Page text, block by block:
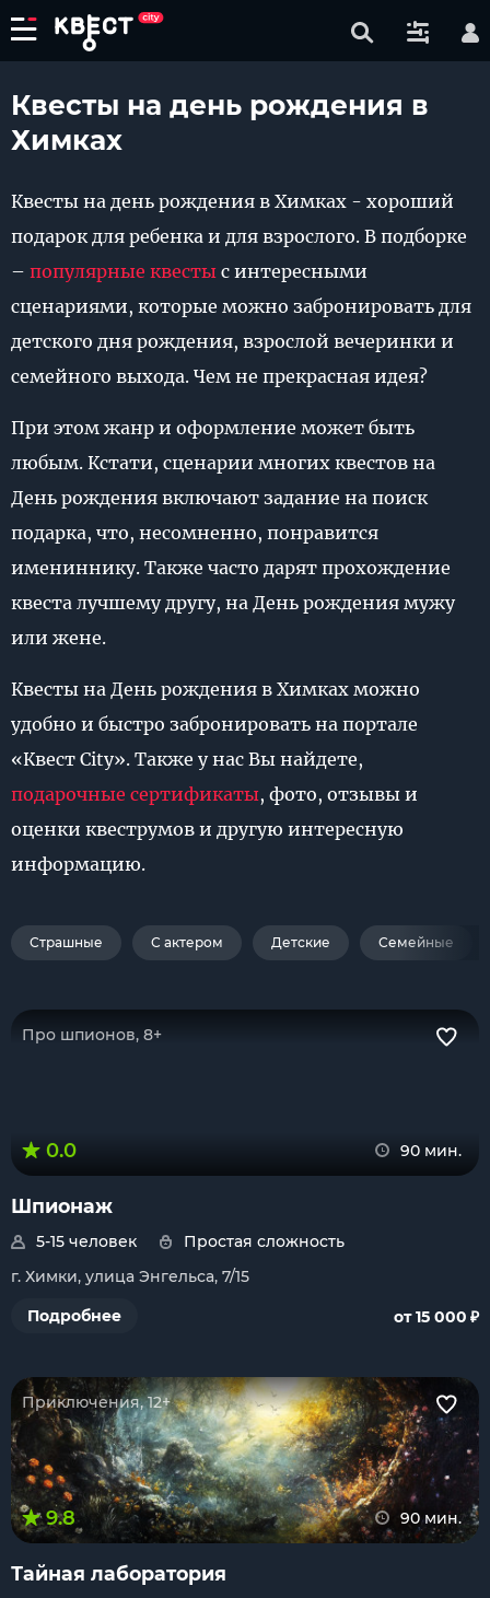
Квесты на день рождения в
Химках
Квесты на день рождения в Химках - хороший
подарок для ребенка и для взрослого. В подборке
– популярные квесты с интересными
сценариями, которые можно забронировать для
детского дня рождения, взрослой вечеринки и
семейного выхода. Чем не прекрасная идея?
При этом жанр и оформление может быть
любым. Кстати, сценарии многих квестов на
День рождения включают задание на поиск
подарка, что, несомненно, понравится
имениннику. Также часто дарят прохождение
квеста лучшему другу, на День рождения мужу
или жене.
Квесты на День рождения в Химках можно
удобно и быстро забронировать на портале
«Квест City». Также у нас Вы найдете,
подарочные сертификаты, фото, отзывы и
оценки квеструмов и другую интересную
информацию.
Страшные С актером Детские Семейные
Про шпионов, 8+
0.0 90 мин.
Шпионаж
5-15 человек
Простая сложность
г. Химки, улица Энгельса, 7/15
Подробнее
от 15 000 ₽
Приключения, 12+
9.8 90 мин.
Тайная лаборатория